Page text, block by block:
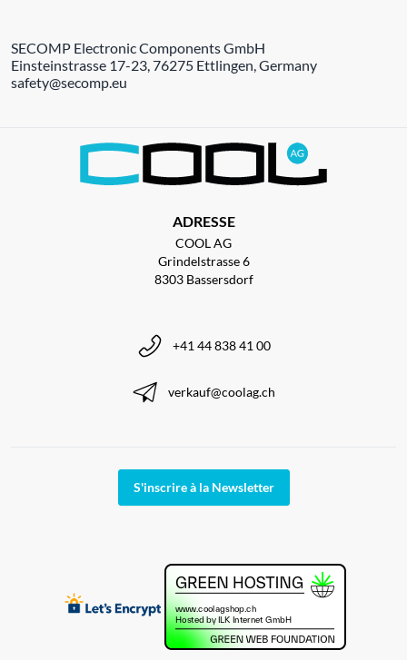
SECOMP Electronic Components GmbH
Einsteinstrasse 17-23, 76275 Ettlingen, Germany
safety@secomp.eu
ADRESSE
COOL AG
Grindelstrasse 6
8303 Bassersdorf
+41 44 838 41 00
verkauf@coolag.ch
S'inscrire à la Newsletter